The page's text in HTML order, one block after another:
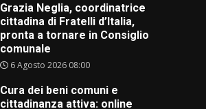
Grazia Neglia, coordinatrice
cittadina di Fratelli d’Italia,
pronta a tornare in Consiglio
comunale
6 Agosto 2026 08:00
Cura dei beni comuni e
cittadinanza attiva: online